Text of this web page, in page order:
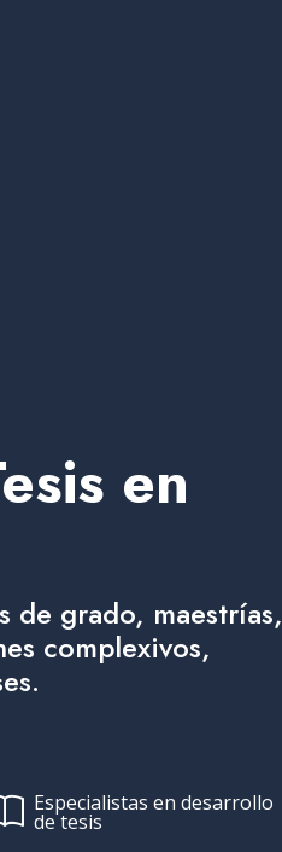
en
de grado, maestrías,
complexivos,
Especialistas en desarrollo
de tesis